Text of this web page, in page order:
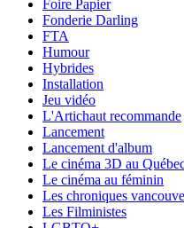
Foire Papier
Fonderie Darling
FTA
Humour
Hybrides
Installation
Jeu vidéo
L'Artichaut recommande
Lancement
Lancement d'album
Le cinéma 3D au
Le cinéma au féminin
Les chroniques
Les Filministes